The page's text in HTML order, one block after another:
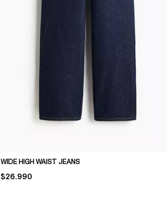
WIDE HIGH WAIST JEANS
PRICE:
$26.990